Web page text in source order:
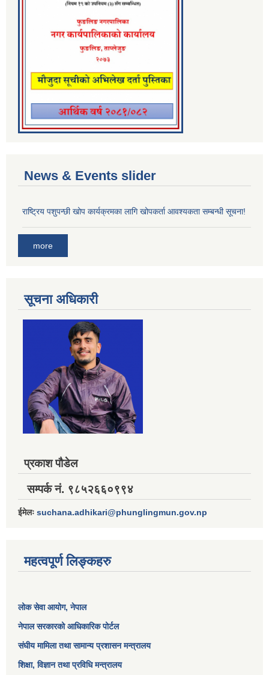
News & Events slider
राष्ट्रिय पशुपन्छी खोप कार्यक्रमका लागि खोपकर्ता आवश्यकता सम्बन्धी सूचना!
more
सूचना अधिकारी
प्रकाश पौडेल
सम्पर्क नं. ९८५२६६०९९४
ईमेलः suchana.adhikari@phunglingmun.gov.np
महत्वपूर्ण लिङ्कहरु
लोक सेवा आयोग, नेपाल
नेपाल सरकारको आधिकारिक पोर्टल
संघीय मामिला तथा सामान्य प्रशासन मन्त्रालय
शिक्षा, विज्ञान तथा प्रविधि मन्त्रालय